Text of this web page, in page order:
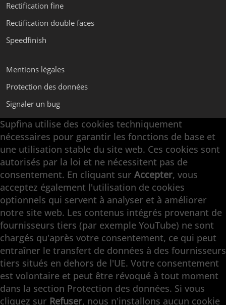
Rectification fine
Rectification double faces
Speedfinish
Mentions légales
Protection des données
Signaler un bug
Supfina Appareils de Superfinition
Supfina Partner Portal
Supfina Grieshaber GmbH & Co. KG
Schmelzegrün 7
77709 Wolfach / Allemagne
+49 7834 866-0
info@supfina.com
Engineering with High Precision
Superfinition · Finition plane · Rectification
double faces · Rectification fine · Automation ·
Supfina utilise des cookies techniquement
nécessaires pour garantir les fonctions de base et
une utilisation stable du site web. Ces cookies sont
autorisés par la loi et ne nécessitent pas de
consentement. En cliquant sur Accepter, vous
acceptez également l'utilisation de cookies
optionnels qui servent à analyser et à améliorer
notre site web. Les contenus intégrés provenant de
fournisseurs tiers (par exemple YouTube) ne sont
chargés qu'après votre consentement, ce qui peut
entraîner le transfert de données à des fournisseurs
tiers situés en dehors de l'UE. Votre consentement
est volontaire et peut être révoqué à tout moment
dans la section Protection des données. Si vous
cliquez sur Refuser, nous n'installons aucun cookie